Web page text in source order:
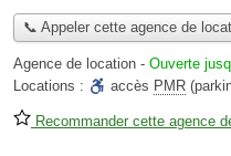
📞 Appeler cette agence de
Agence de location - Ouverte
Locations :
accès PMR
Recommander cette agence